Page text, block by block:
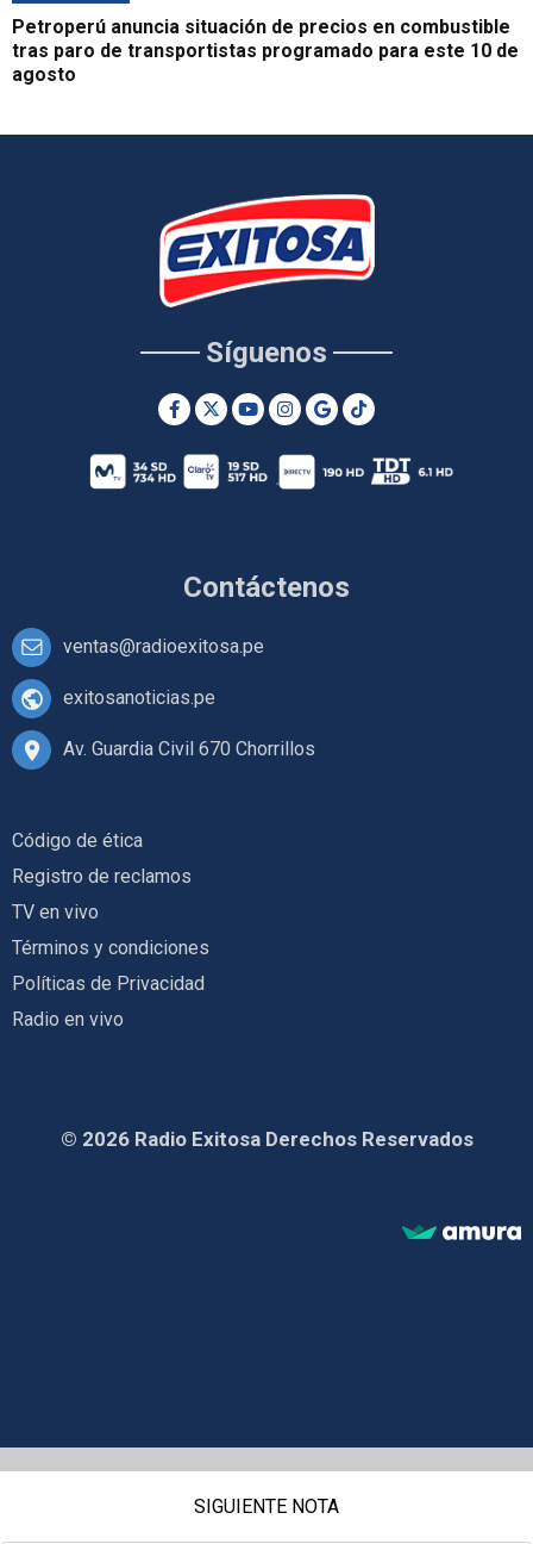
Petroperú anuncia situación de precios en combustible
tras paro de transportistas programado para este 10 de
agosto
Contáctenos
ventas@radioexitosa.pe
exitosanoticias.pe
Av. Guardia Civil 670 Chorrillos
Síguenos
Código de ética
Registro de reclamos
TV en vivo
Términos y condiciones
Políticas de Privacidad
Radio en vivo
© 2026 Radio Exitosa Derechos Reservados
SIGUIENTE NOTA